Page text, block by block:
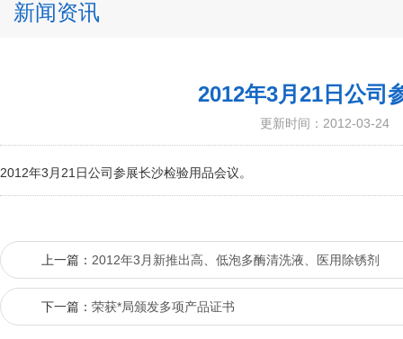
新闻资讯
2012年3月21日公司
更新时间：2012-03-24
2012年3月21日公司参展长沙检验用品会议。
上一篇： 2012年3月新推出高、低泡多酶清洗液、医用除锈剂
下一篇： 荣获*局颁发多项产品证书